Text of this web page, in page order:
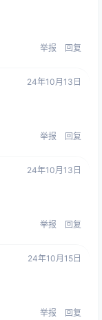
举报 回复
24年10月13日
举报 回复
24年10月13日
举报 回复
24年10月15日
举报 回复